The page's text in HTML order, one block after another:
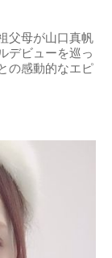
父母が山口真帆
デビューを巡っ
の感動的なエピ